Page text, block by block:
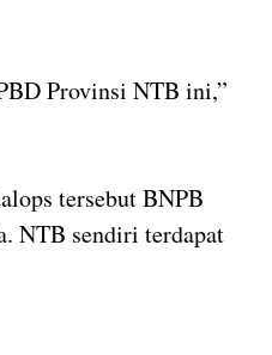
Provinsi NTB ini,”
tersebut BNPB
NTB sendiri terdapat